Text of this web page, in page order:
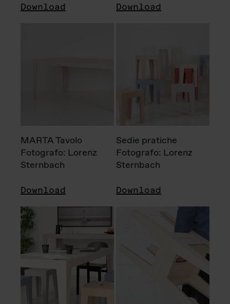
Download Download
MARTA Tavolo
Fotografo: Lorenz
Sternbach
Download
Sedie pratiche
Fotografo: Lorenz
Sternbach
Download